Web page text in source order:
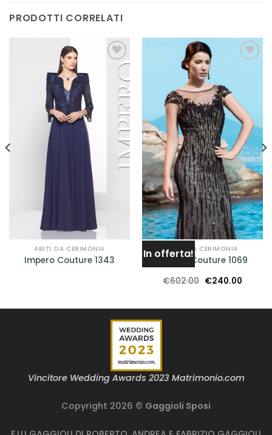
PRODOTTI CORRELATI
AGGIUNGI
ALLA TUA
LISTA DEI
DESIDERI
ABITI DA CERIMONIA
Impero Couture 1343 In offerta!
ALLA TUA
LISTA DEI
DESIDERI
ABITI DA CERIMONIA
Impero Couture 1069
€602.00 Il
€602.00.
€240.00Il
Vincitore Wedding Awards 2023 Matrimonio.com
Copyright 2026 © Gaggioli Sposi